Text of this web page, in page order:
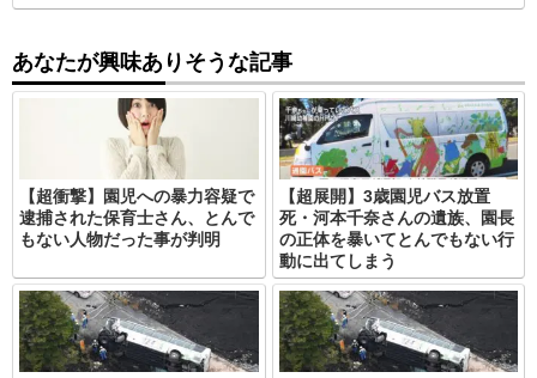
あなたが興味ありそうな記事
【超衝撃】園児への暴力容疑で
逮捕された保育士さん、とんで
もない人物だった事が判明
【超展開】3歳園児バス放置
死・河本千奈さんの遺族、園長
の正体を暴いてとんでもない行
動に出てしまう